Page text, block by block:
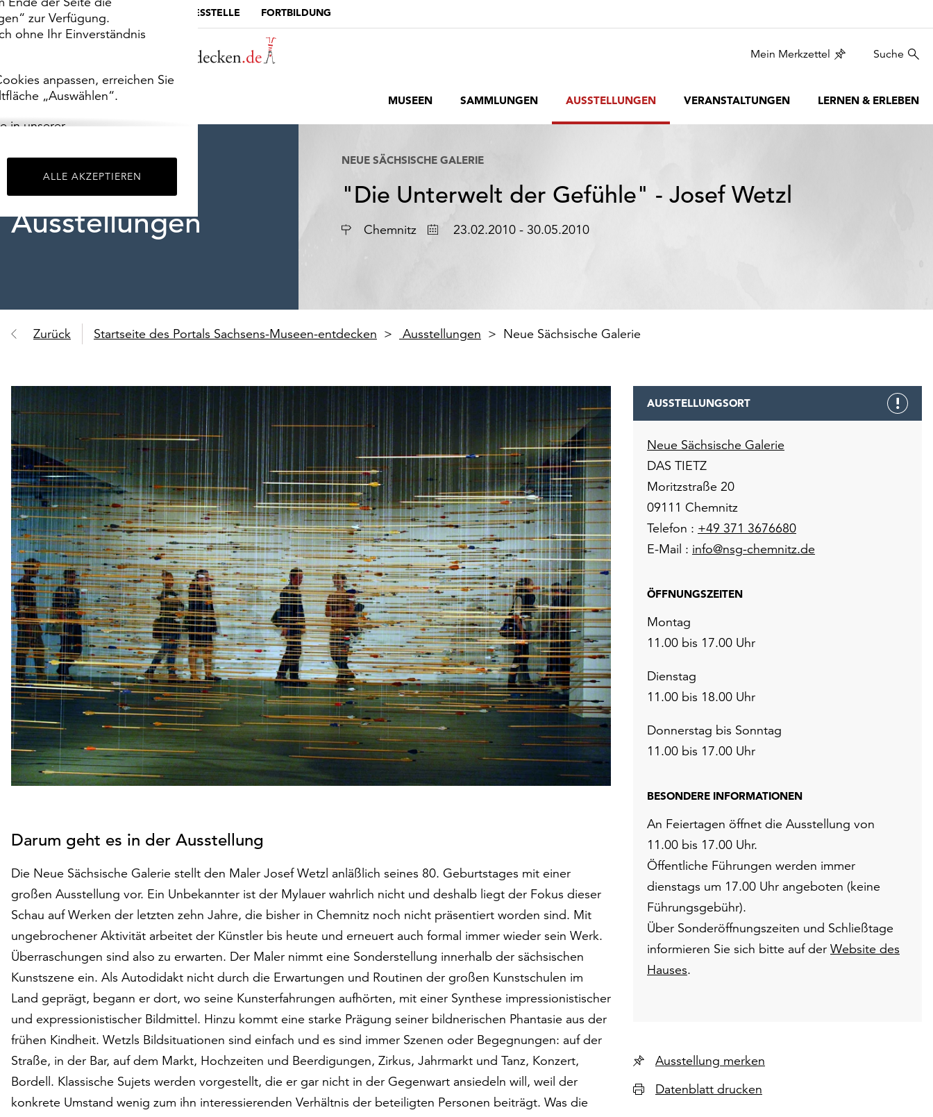
zur Verfügung.
ohne Ihr Einverständnis
anpassen, erreichen Sie
„Auswählen“.
in unserer
ALLE AKZEPTIEREN
MUSEUMSPORTAL DIE LANDESSTELLE FORTBILDUNG
Mein Merkzettel Suche
MUSEEN SAMMLUNGEN AUSSTELLUNGEN VERANSTALTUNGEN LERNEN & ERLEBEN
Ausstellungen
NEUE SÄCHSISCHE GALERIE
"Die Unterwelt der Gefühle" - Josef Wetzl
Ort Chemnitz Datum23.02.2010 - 30.05.2010
Zurück Startseite des Portals Sachsens-Museen-entdecken Ausstellungen Neue Sächsische Galerie
Darum geht es in der Ausstellung
Die Neue Sächsische Galerie stellt den Maler Josef Wetzl anläßlich seines 80. Geburtstages mit einer
großen Ausstellung vor. Ein Unbekannter ist der Mylauer wahrlich nicht und deshalb liegt der Fokus dieser
Schau auf Werken der letzten zehn Jahre, die bisher in Chemnitz noch nicht präsentiert worden sind. Mit
ungebrochener Aktivität arbeitet der Künstler bis heute und erneuert auch formal immer wieder sein Werk.
Überraschungen sind also zu erwarten. Der Maler nimmt eine Sonderstellung innerhalb der sächsischen
Kunstszene ein. Als Autodidakt nicht durch die Erwartungen und Routinen der großen Kunstschulen im
Land geprägt, begann er dort, wo seine Kunsterfahrungen aufhörten, mit einer Synthese impressionistischer
und expressionistischer Bildmittel. Hinzu kommt eine starke Prägung seiner bildnerischen Phantasie aus der
frühen Kindheit. Wetzls Bildsituationen sind einfach und es sind immer Szenen oder Begegnungen: auf der
Straße, in der Bar, auf dem Markt, Hochzeiten und Beerdigungen, Zirkus, Jahrmarkt und Tanz, Konzert,
Bordell. Klassische Sujets werden vorgestellt, die er gar nicht in der Gegenwart ansiedeln will, weil der
konkrete Umstand wenig zum ihn interessierenden Verhältnis der beteiligten Personen beiträgt. Was die
AUSSTELLUNGSORT
Neue Sächsische Galerie
DAS TIETZ
Moritzstraße 20
09111 Chemnitz
Telefon : +49 371 3676680
E-Mail : info@nsg-chemnitz.de
ÖFFNUNGSZEITEN
Montag
11.00 bis 17.00 Uhr
Dienstag
11.00 bis 18.00 Uhr
Donnerstag bis Sonntag
11.00 bis 17.00 Uhr
BESONDERE INFORMATIONEN
An Feiertagen öffnet die Ausstellung von
11.00 bis 17.00 Uhr.
Öffentliche Führungen werden immer
dienstags um 17.00 Uhr angeboten (keine
Führungsgebühr).
Über Sonderöffnungszeiten und Schließtage
informieren Sie sich bitte auf der Website des
Hauses.
Ausstellung merken
Datenblatt drucken